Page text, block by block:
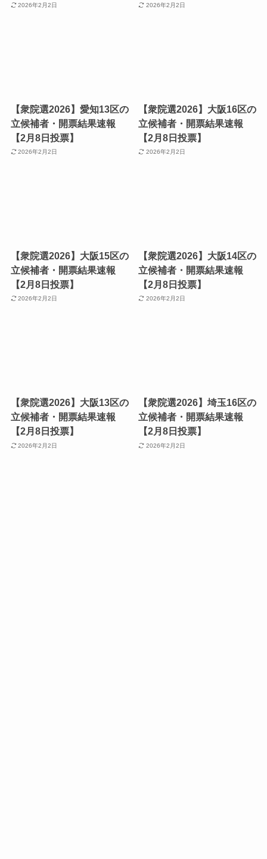
2026年2月2日 2026年2月2日
【衆院選2026】愛知13区の
立候補者・開票結果速報
【2月8日投票】
2026年2月2日
【衆院選2026】大阪16区の
立候補者・開票結果速報
【2月8日投票】
2026年2月2日
【衆院選2026】大阪15区の
立候補者・開票結果速報
【2月8日投票】
2026年2月2日
【衆院選2026】大阪14区の
立候補者・開票結果速報
【2月8日投票】
2026年2月2日
【衆院選2026】大阪13区の
立候補者・開票結果速報
【2月8日投票】
2026年2月2日
【衆院選2026】埼玉16区の
立候補者・開票結果速報
【2月8日投票】
2026年2月2日